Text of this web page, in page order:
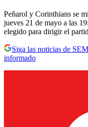
Peñarol y Corinthians se
jueves 21 de mayo a las
elegido para dirigir el
Siga las noticias de
informado